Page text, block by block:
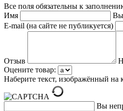
Все поля обязательны к
Имя
Вы
E-mail (на сайте не публикуется)
Отзыв
Оцените товар:
Наберите текст, изображённый на
Вы